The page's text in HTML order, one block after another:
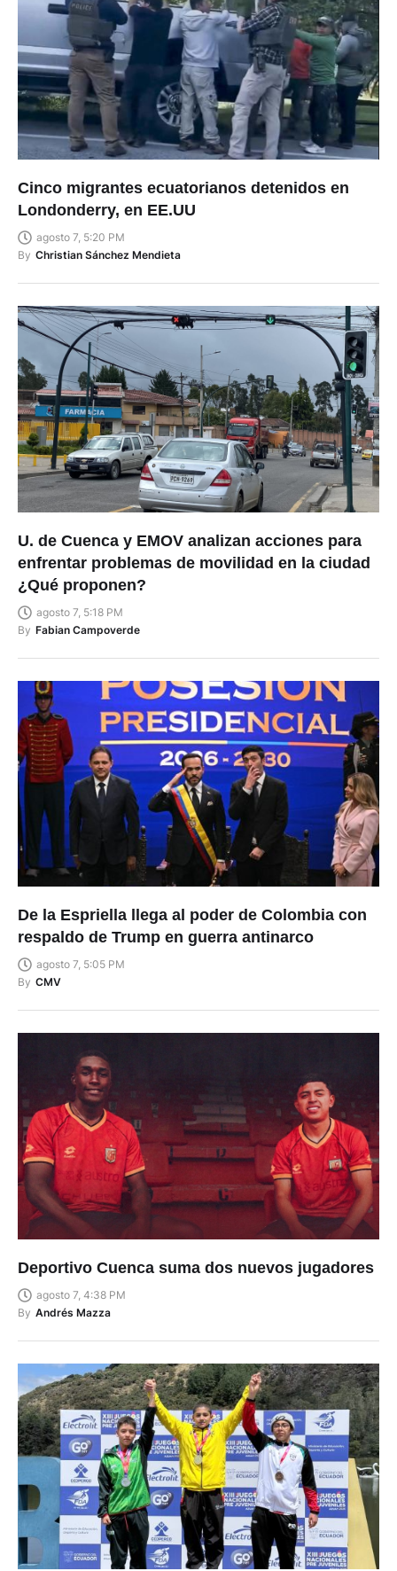
Cinco migrantes ecuatorianos detenidos en
Londonderry, en EE.UU
agosto 7, 5:20 PM
By Christian Sánchez Mendieta
U. de Cuenca y EMOV analizan acciones para
enfrentar problemas de movilidad en la ciudad
¿Qué proponen?
agosto 7, 5:18 PM
By Fabian Campoverde
De la Espriella llega al poder de Colombia con
respaldo de Trump en guerra antinarco
agosto 7, 5:05 PM
By CMV
Deportivo Cuenca suma dos nuevos jugadores
agosto 7, 4:38 PM
By Andrés Mazza